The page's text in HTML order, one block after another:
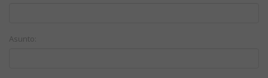
Asunto: